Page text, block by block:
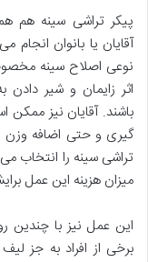
پیکر تراشی سینه هم
آقایان یا بانوان
نوعی اصلاح سینه
اثر زایمان و شیر
باشند. آقایان نیز
گیری و حتی اضافه وزن
تراشی سینه را انتخاب
میزان هزینه این عمل
این عمل نیز با
برخی از افراد به جز